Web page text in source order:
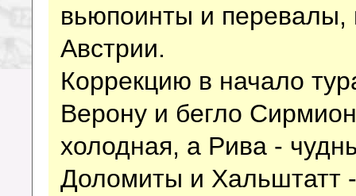
вьюпоинты и перевалы,
Австрии.
Коррекцию в начало
Верону и бегло
холодная, а Рива -
Доломиты и Хальштатт